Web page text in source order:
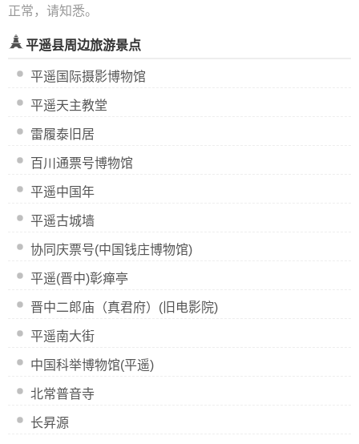
正常，请知悉。
平遥县周边旅游景点
平遥国际摄影博物馆
平遥天主教堂
雷履泰旧居
百川通票号博物馆
平遥中国年
平遥古城墙
协同庆票号(中国钱庄博物馆)
平遥(晋中)彰瘅亭
晋中二郎庙（真君府）(旧电影院)
平遥南大街
中国科举博物馆(平遥)
北常普音寺
长昇源